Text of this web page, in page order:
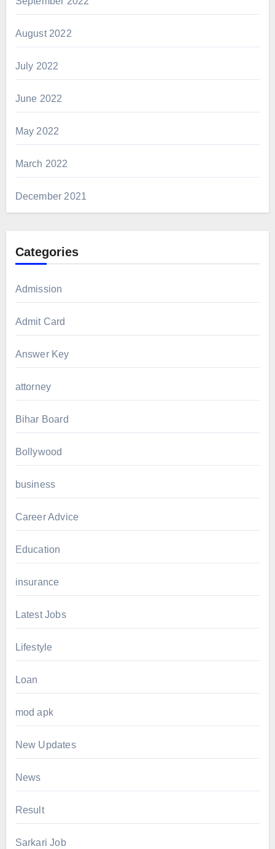
August 2022
July 2022
June 2022
May 2022
March 2022
December 2021
Categories
Admission
Admit Card
Answer Key
attorney
Bihar Board
Bollywood
business
Career Advice
Education
insurance
Latest Jobs
Lifestyle
Loan
mod apk
New Updates
News
Result
Sarkari Job